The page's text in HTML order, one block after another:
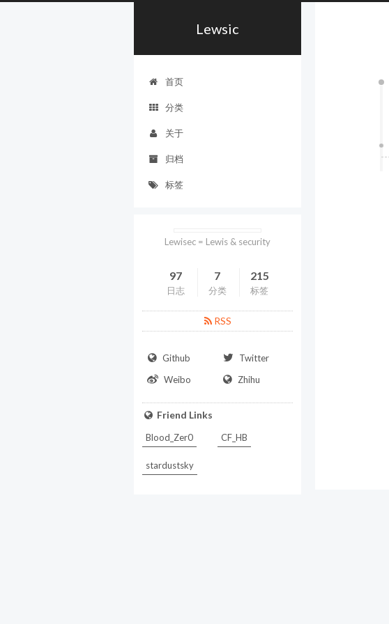
Lewsic
首页
分类
关于
归档
标签
Lewisec = Lewis & security
97
日志
7
分类
215
标签
RSS
Github
Twitter
Weibo
Zhihu
Friend Links
Blood_Zer0 CF_HB
stardustsky